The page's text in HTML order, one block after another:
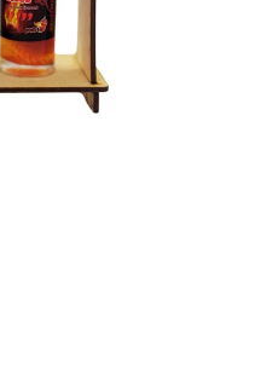
ŠVESTKOVÁ CHILLI
BHUT JOLOKIA
109 Kč